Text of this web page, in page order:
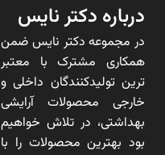
درباره دکتر نایس
در مجموعه دکتر نایس ضمن
همکاری مشترک با معتبر
ترین تولیدکنندگان داخلی و
خارجی محصولات آرایشی
بهداشتی، در تلاش خواهیم
بود بهترین محصولات را با